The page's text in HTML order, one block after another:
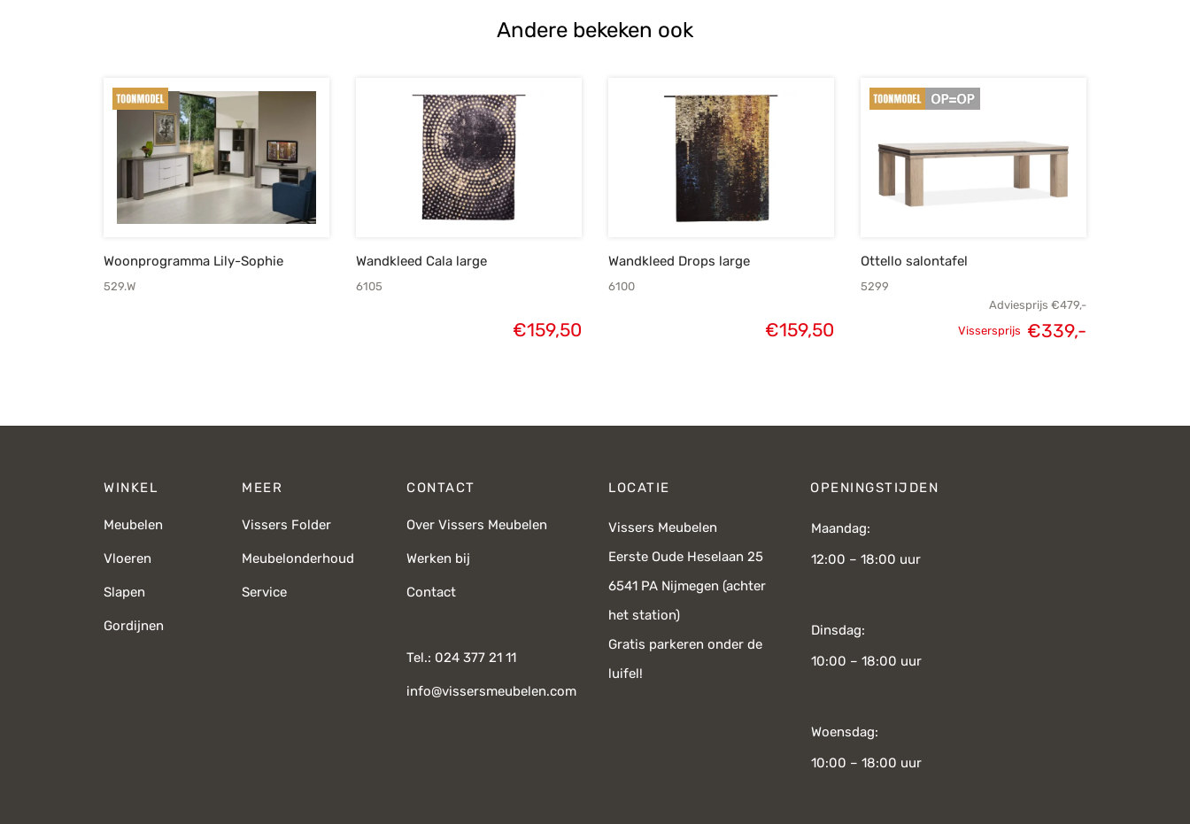
Andere bekeken ook
Woonprogramma Lily-Sophie
529.W
Wandkleed Cala large
6105
€159,50
Wandkleed Drops large
6100
€159,50
Ottello salontafel
5299
Adviesprijs €479,-
Vissersprijs €339,-
WINKEL
Meubelen
Vloeren
Slapen
Gordijnen
MEER
Vissers Folder
Meubelonderhoud
Service
CONTACT
Over Vissers Meubelen
Werken bij
Contact
Tel.: 024 377 21 11
info@vissersmeubelen.com
LOCATIE
Vissers Meubelen
Eerste Oude Heselaan 25
6541 PA Nijmegen (achter
het station)
Gratis parkeren onder de
luifel!
OPENINGSTIJDEN
Maandag:
12:00 – 18:00 uur
Dinsdag:
10:00 – 18:00 uur
Woensdag:
10:00 – 18:00 uur